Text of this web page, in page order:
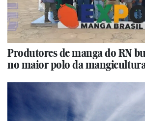
Produtores de manga do RN
no maior polo da